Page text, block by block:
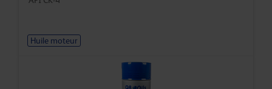
Huile moteur